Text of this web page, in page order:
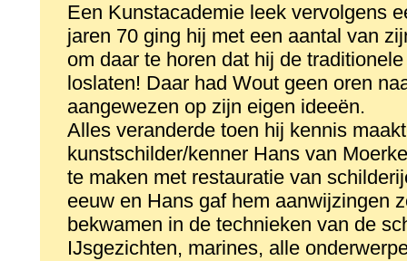
Een Kunstacademie leek vervolgens
jaren 70 ging hij met een aantal van
om daar te horen dat hij de
loslaten! Daar had Wout geen oren
aangewezen op zijn eigen ideeën.
Alles veranderde toen hij kennis
kunstschilder/kenner Hans van
te maken met restauratie van
eeuw en Hans gaf hem aanwijzingen
bekwamen in de technieken van de
IJsgezichten, marines, alle